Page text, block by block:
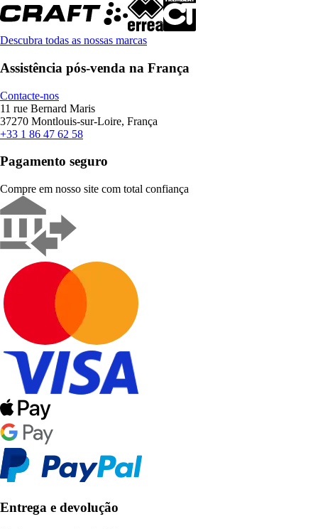
Descubra todas as nossas marcas
Assistência pós-venda na França
Contacte-nos
11 rue Bernard Maris
37270 Montlouis-sur-Loire, França
+33 1 86 47 62 58
Pagamento seguro
Compre em nosso site com total confiança
Entrega e devolução